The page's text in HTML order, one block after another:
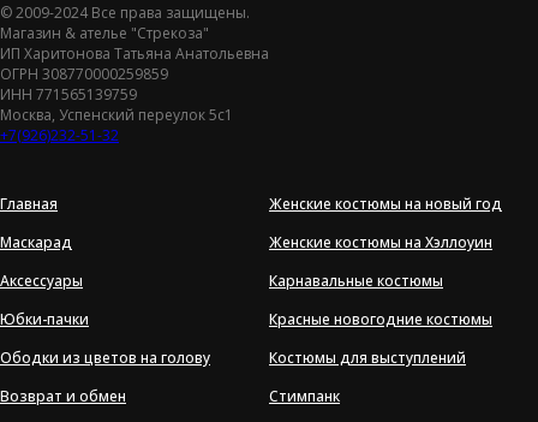
© 2009-2024 Все права защищены.
Магазин & ателье "Стрекоза"
ИП Харитонова Татьяна Анатольевна
ОГРН 308770000259859
ИНН 771565139759
Москва, Успенский переулок 5с1
+7(926)232-51-32
Главная
Маскарад
Аксессуары
Юбки-пачки
Ободки из цветов на голову
Возврат и обмен
Женские костюмы на новый год
Женские костюмы на Хэллоуин
Карнавальные костюмы
Красные новогодние костюмы
Костюмы для выступлений
Стимпанк